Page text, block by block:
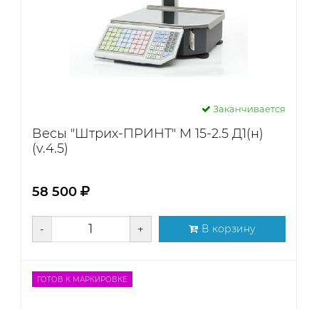
Заканчивается
Весы "Штрих-ПРИНТ" М 15-2.5 Д1(н)
(v.4.5)
58 500
- + В корзину
ГОТОВ К МАРКИРОВКЕ